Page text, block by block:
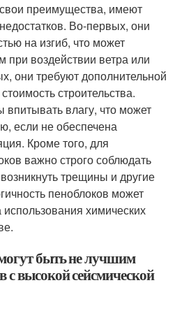
преимущества, имеют
Во-первых, они
на изгиб, что может
при воздействии ветра или
они требуют дополнительной
строительства.
влагу, что может
если не обеспечена
Кроме того, для
важно строго соблюдать
трещины и другие
пеноблоков может
химических
быть не лучшим
высокой сейсмической